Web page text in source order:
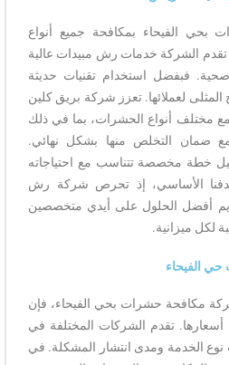
بحي الفيحاء بمكافحة جميع أنواع
الشركة خدمات رش مبيدات عالية
فبفضل استخدام تقنيات حديثة
لعملائها. تعزز شركة بريق كلين
مع مختلف أنواع الحشرات، بما في ذلك
مع ضمان التخلص منها بشكل نهائي.
خطة مخصصة تتناسب مع احتياجاته
هدفنا الأساسي، إذ تحرص شركة رش
أفضل الحلول على أيدي متخصصين
لكل ميزانية.
الفيحاء
مكافحة حشرات بحي الفيحاء، فإن
تقدم الشركات المختلفة في
الخدمة ومدى انتشار المشكلة. في